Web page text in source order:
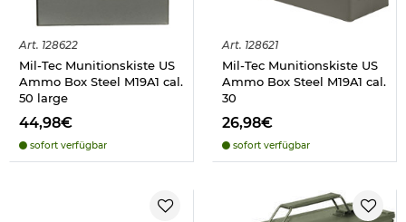
Art. 128622
Mil-Tec Munitionskiste US
Ammo Box Steel M19A1 cal.
50 large
44,98€
sofort verfügbar
Art. 128621
Mil-Tec Munitionskiste US
Ammo Box Steel M19A1 cal.
30
26,98€
sofort verfügbar